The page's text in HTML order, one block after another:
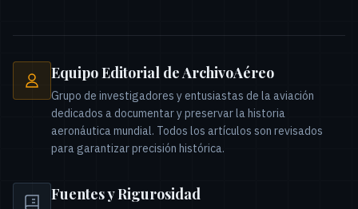
Equipo Editorial de ArchivoAéreo
Grupo de investigadores y entusiastas de la aviación
dedicados a documentar y preservar la historia
aeronáutica mundial. Todos los artículos son revisados
para garantizar precisión histórica.
Fuentes y Rigurosidad